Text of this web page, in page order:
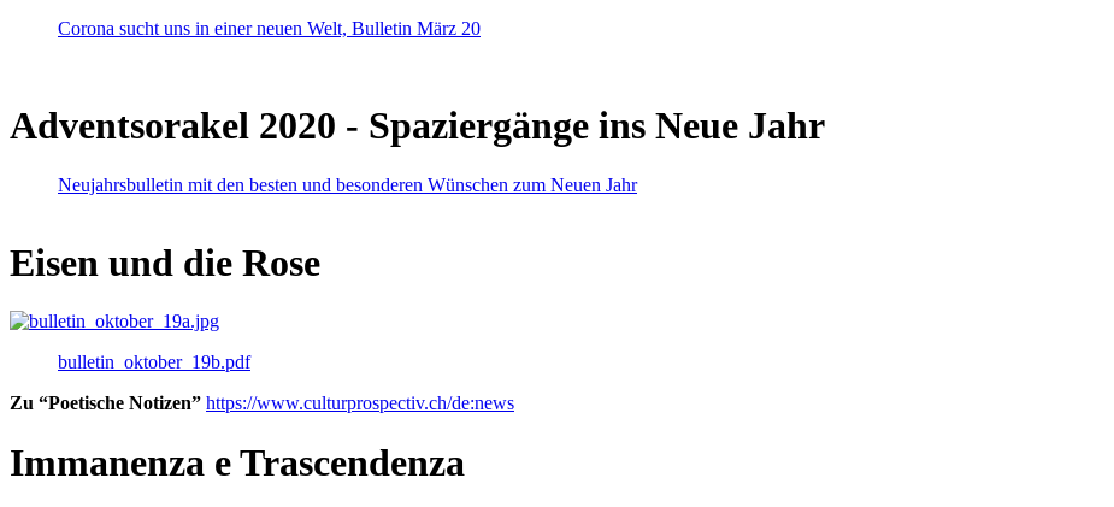
Corona sucht uns in einer neuen Welt, Bulletin März 20
Adventsorakel 2020 - Spaziergänge ins Neue Jahr
Neujahrsbulletin mit den besten und besonderen Wünschen zum Neuen Jahr
Eisen und die Rose
bulletin_oktober_19b.pdf
Zu “Poetische Notizen” https://www.culturprospectiv.ch/de:news
Immanenza e Trascendenza